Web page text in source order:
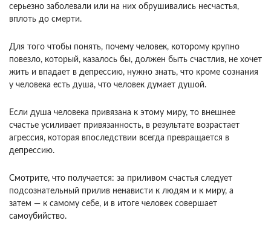
серьезно заболевали или на них обрушивались несчастья,
вплоть до смерти.
Для того чтобы понять, почему человек, которому крупно
повезло, который, казалось бы, должен быть счастлив, не хочет
жить и впадает в депрессию, нужно знать, что кроме сознания
у человека есть душа, что человек думает душой.
Если душа человека привязана к этому миру, то внешнее
счастье усиливает привязанность, в результате возрастает
агрессия, которая впоследствии всегда превращается в
депрессию.
Смотрите, что получается: за приливом счастья следует
подсознательный прилив ненависти к людям и к миру, а
затем — к самому себе, и в итоге человек совершает
самоубийство.